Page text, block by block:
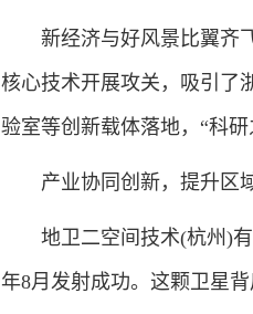
新经济与好风景比翼齐飞
核心技术开展攻关，吸引了
验室等创新载体落地，“科
产业协同创新，提升区
地卫二空间技术(杭州)有
年8月发射成功。这颗卫星